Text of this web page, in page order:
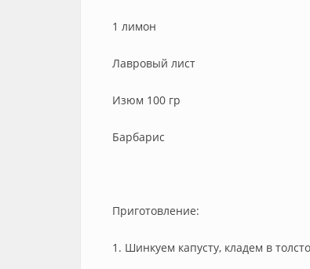
1 лимон
Лавровый лист
Изюм 100 гр
Барбарис
Приготовление:
1. Шинкуем капусту, кладем в